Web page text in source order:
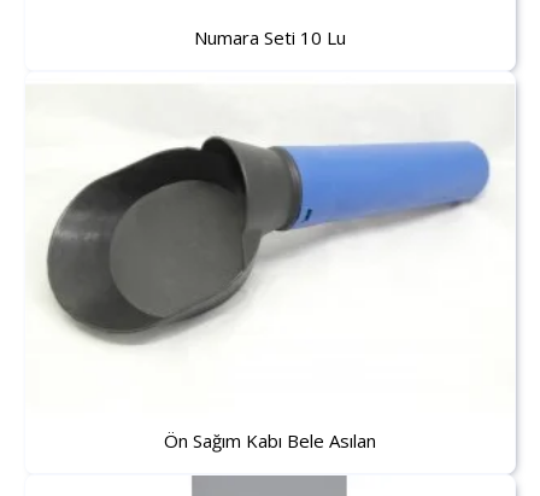
Numara Seti 10 Lu
Ön Sağım Kabı Bele Asılan